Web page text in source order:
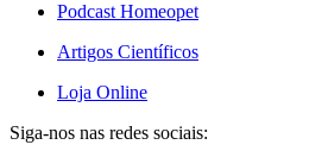
Podcast Homeopet
Artigos Científicos
Loja Online
Siga-nos nas redes sociais: